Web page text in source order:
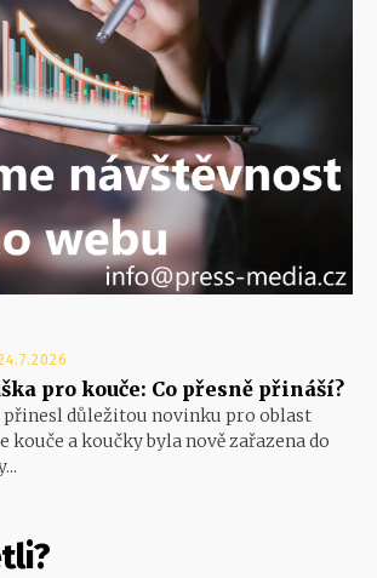
pro kouče: Co přesně přináší?
přinesl důležitou novinku pro oblast
kouče a koučky byla nově zařazena do